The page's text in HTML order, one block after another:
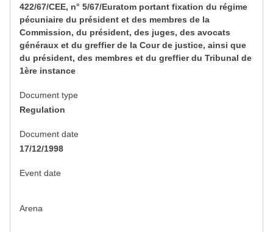
422/67/CEE, n° 5/67/Euratom portant fixation du régime
pécuniaire du président et des membres de la
Commission, du président, des juges, des avocats
généraux et du greffier de la Cour de justice, ainsi que
du président, des membres et du greffier du Tribunal de
1ère instance
Document type
Regulation
Document date
17/12/1998
Event date
Arena